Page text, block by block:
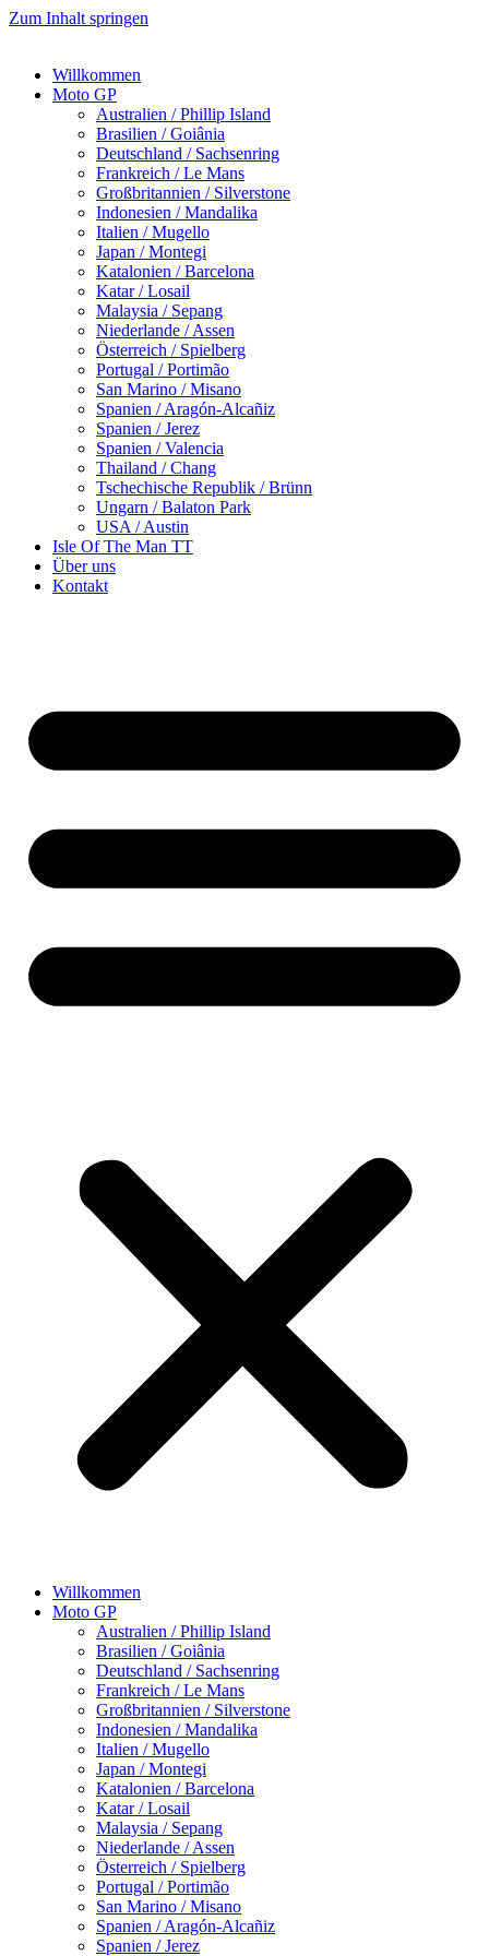
Zum Inhalt springen
Willkommen
Moto GP
Australien / Phillip Island
Brasilien / Goiânia
Deutschland / Sachsenring
Frankreich / Le Mans
Großbritannien / Silverstone
Indonesien / Mandalika
Italien / Mugello
Japan / Montegi
Katalonien / Barcelona
Katar / Losail
Malaysia / Sepang
Niederlande / Assen
Österreich / Spielberg
Portugal / Portimão
San Marino / Misano
Spanien / Aragón-Alcañiz
Spanien / Jerez
Spanien / Valencia
Thailand / Chang
Tschechische Republik / Brünn
Ungarn / Balaton Park
USA / Austin
Isle Of The Man TT
Über uns
Kontakt
Willkommen
Moto GP
Australien / Phillip Island
Brasilien / Goiânia
Deutschland / Sachsenring
Frankreich / Le Mans
Großbritannien / Silverstone
Indonesien / Mandalika
Italien / Mugello
Japan / Montegi
Katalonien / Barcelona
Katar / Losail
Malaysia / Sepang
Niederlande / Assen
Österreich / Spielberg
Portugal / Portimão
San Marino / Misano
Spanien / Aragón-Alcañiz
Spanien / Jerez